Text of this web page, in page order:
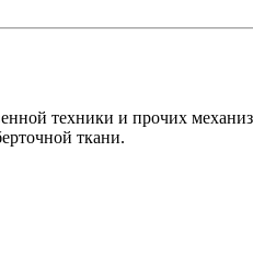
техники и прочих
ткани.